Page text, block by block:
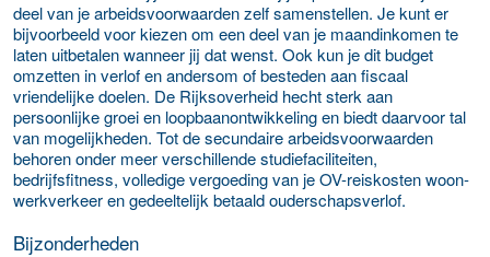
deel van je arbeidsvoorwaarden zelf samenstellen. Je kunt er
bijvoorbeeld voor kiezen om een deel van je maandinkomen te
laten uitbetalen wanneer jij dat wenst. Ook kun je dit budget
omzetten in verlof en andersom of besteden aan fiscaal
vriendelijke doelen. De Rijksoverheid hecht sterk aan
persoonlijke groei en loopbaanontwikkeling en biedt daarvoor tal
van mogelijkheden. Tot de secundaire arbeidsvoorwaarden
behoren onder meer verschillende studiefaciliteiten,
bedrijfsfitness, volledige vergoeding van je OV-reiskosten woon-
werkverkeer en gedeeltelijk betaald ouderschapsverlof.
Bijzonderheden